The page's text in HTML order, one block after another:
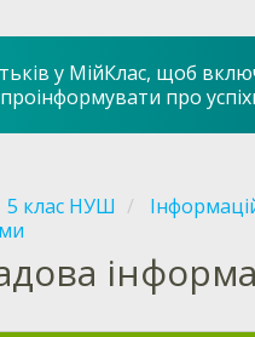
у МійКлас, щоб
про
5 клас НУШ